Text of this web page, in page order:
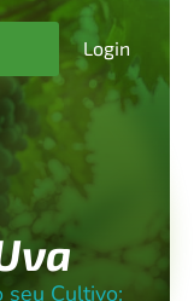
Login
seu Cultivo: